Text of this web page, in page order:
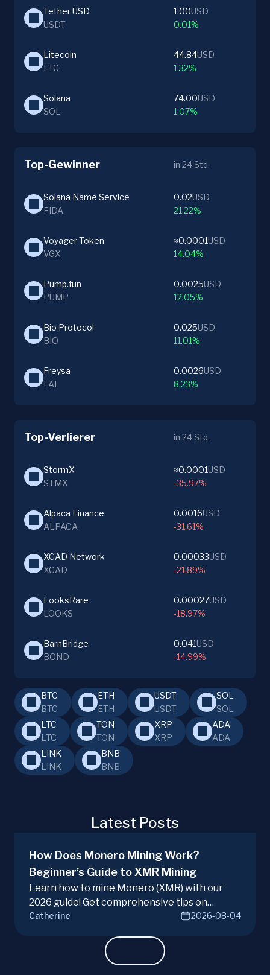
Tether USD
USDT
1.00USD
0.01%
Litecoin
LTC
44.84USD
1.32%
Solana
SOL
74.00USD
1.07%
Top-Gewinner in 24 Std.
Solana Name Service
FIDA
0.02USD
21.22%
Voyager Token
VGX
≈0.0001USD
14.04%
Pump.fun
PUMP
0.0025USD
12.05%
Bio Protocol
BIO
0.025USD
11.01%
Freysa
FAI
0.0026USD
8.23%
Top-Verlierer in 24 Std.
StormX
STMX
≈0.0001USD
-35.97%
Alpaca Finance
ALPACA
0.0016USD
-31.61%
XCAD Network
XCAD
0.00033USD
-21.89%
LooksRare
LOOKS
0.00027USD
-18.97%
BarnBridge
BOND
0.041USD
-14.99%
BTC
BTC
ETH
ETH
USDT
USDT
SOL
SOL
LTC
LTC
TON
TON
XRP
XRP
ADA
ADA
LINK
LINK
BNB
BNB
Latest Posts
How Does Monero Mining Work?
Beginner’s Guide to XMR Mining
Learn how to mine Monero (XMR) with our
2026 guide! Get comprehensive tips on
hardware, software, and techniques for
Catherine 2026-08-04